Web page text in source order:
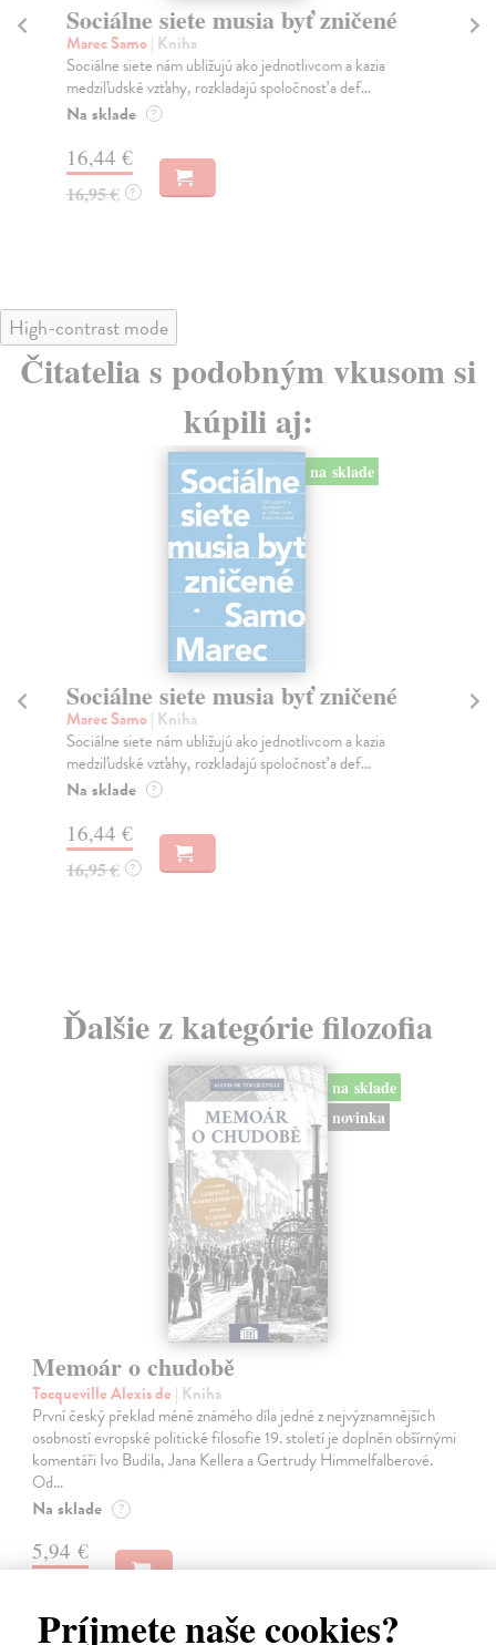
Príjmete naše cookies?
Sociálne siete musia byť zničené
Marec Samo| Kniha
Sociálne siete nám ubližujú ako jednotlivcom a kazia
medziľudské vzťahy, rozkladajú spoločnosť a def...
Na sklade ?
16,44 €
16,95 € ?
High-contrast mode
Čitatelia s podobným vkusom si
kúpili aj:
na sklade
Sociálne siete musia byť zničené
Marec Samo| Kniha
Sociálne siete nám ubližujú ako jednotlivcom a kazia
medziľudské vzťahy, rozkladajú spoločnosť a def...
Na sklade ?
16,44 €
16,95 € ?
Ďalšie z kategórie filozofia
na sklade
novinka
Memoár o chudobě
Tocqueville Alexis de | Kniha
První český překlad méně známého díla jedné z nejvýznamnějších
osobností evropské politické filosofie 19. století je doplněn obšírnými
komentáři Ivo Budila, Jana Kellera a Gertrudy Himmelfalberové.
Od…
Na sklade ?
5,94 €